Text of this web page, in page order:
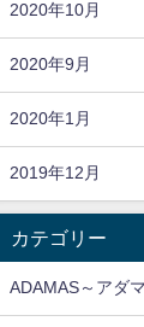
2020年10月
2020年9月
2020年1月
2019年12月
カテゴリー
ADAMAS～アダ